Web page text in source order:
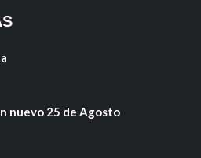
nuevo 25 de Agosto